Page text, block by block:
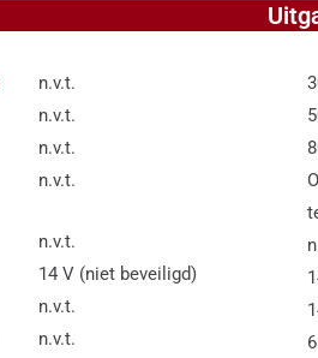
n.v.t.
n.v.t.
n.v.t.
n.v.t.
n.v.t.
14 V (niet beveiligd)
n.v.t.
n.v.t.